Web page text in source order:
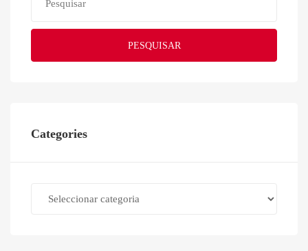
PESQUISAR
Categories